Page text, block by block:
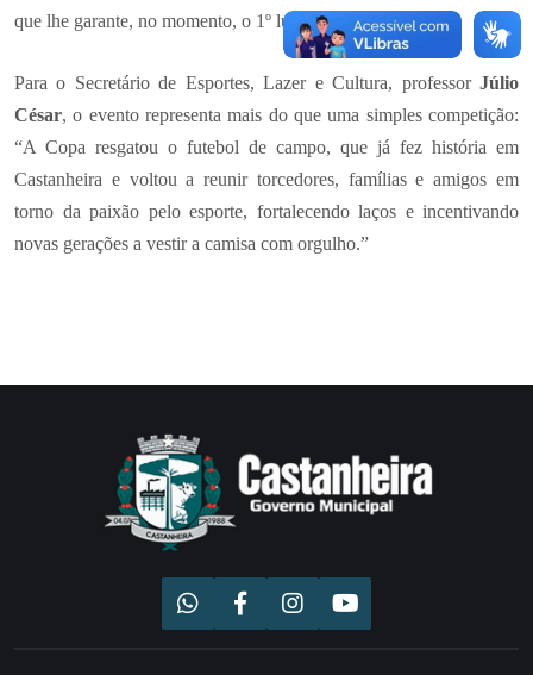
que lhe garante, no momento, o 1º lugar.
Para o Secretário de Esportes, Lazer e Cultura, professor Júlio
César, o evento representa mais do que uma simples competição:
“A Copa resgatou o futebol de campo, que já fez história em
Castanheira e voltou a reunir torcedores, famílias e amigos em
torno da paixão pelo esporte, fortalecendo laços e incentivando
novas gerações a vestir a camisa com orgulho.”